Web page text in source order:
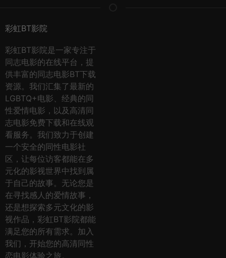
彩虹BT影院
彩虹BT影院是一家专注于
同志电影的在线平台，提
供丰富的同志电影BT下载
资源。我们汇集了最新的
LGBTQ+电影、经典的同
性爱情电影，以及高清同
志电影免费下载和在线观
看服务。我们致力于创建
一个安全的同性电影社
区，让每位访客都能在多
元化的影视世界中找到属
于自己的故事。无论您是
在寻找感人的爱情故事，
还是想探索多元文化的影
视作品，彩虹BT影院都能
满足您的所有需求。加入
我们，开始您的高清同性
恋电影体验之旅。